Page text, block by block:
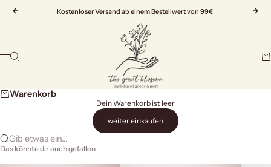
Zurück
Kostenloser Versand ab einem Bestellwert von 99€
Vor
The Great Blossom
Menü
Suche
Warenkorb
Dein Warenkorb ist leer
weiter einkaufen
Gib etwas ein...
Das könnte dir auch gefallen